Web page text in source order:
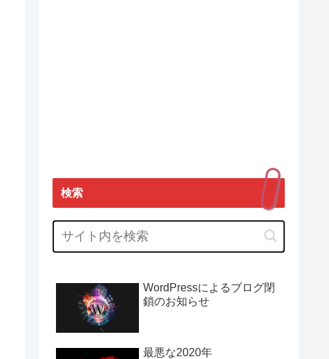
検索
WordPressによるブログ閉
鎖のお知らせ
最悪な2020年